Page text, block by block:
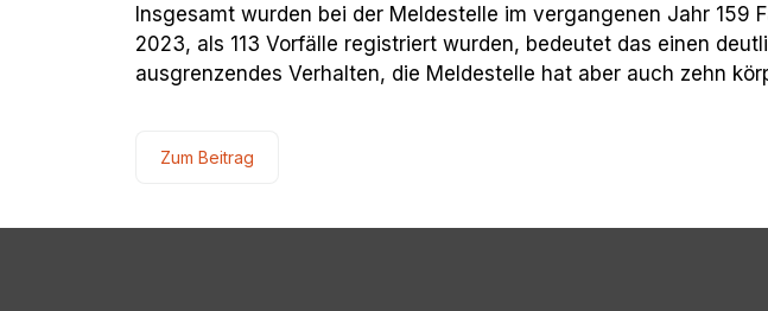
Insgesamt wurden bei der Meldestelle im vergangenen Jahr 159
2023, als 113 Vorfälle registriert wurden, bedeutet das einen
ausgrenzendes Verhalten, die Meldestelle hat aber auch zehn
Zum Beitrag